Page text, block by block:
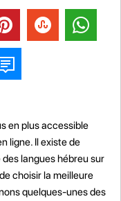
en plus accessible
ligne. Il existe de
langues hébreu sur
choisir la meilleure
quelques-unes des